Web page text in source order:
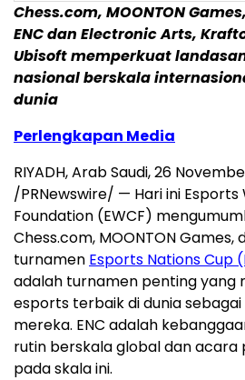
Chess.com, MOONTON
ENC dan Electronic Arts,
Ubisoft memperkuat
nasional berskala
dunia
Perlengkapan Media
RIYADH, Arab Saudi,26
/PRNewswire/ — Hari ini Esports
Foundation (EWCF)
Chess.com, MOONTON Games,
turnamen Esports Nations Cup
adalah turnamen penting yang
esports terbaik di dunia
mereka. ENC adalah
rutin berskala global dan acara
pada skala ini.